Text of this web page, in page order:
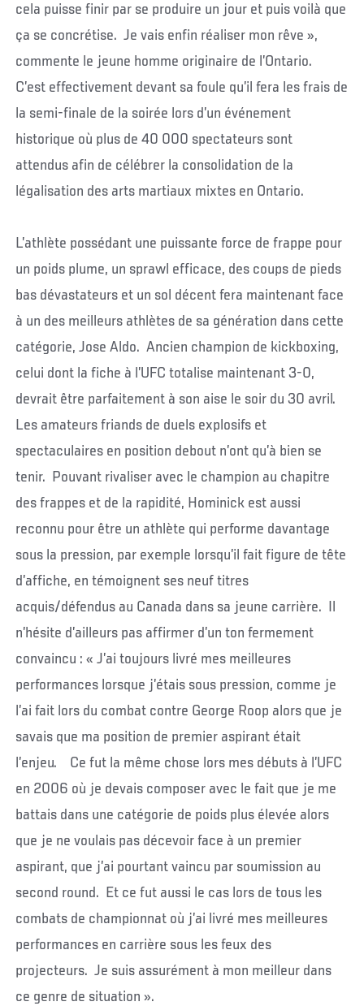
cela puisse finir par se produire un jour et puis voilà que
ça se concrétise. Je vais enfin réaliser mon rêve »,
commente le jeune homme originaire de l’Ontario.
C’est effectivement devant sa foule qu’il fera les frais de
la semi-finale de la soirée lors d’un événement
historique où plus de 40 000 spectateurs sont
attendus afin de célébrer la consolidation de la
légalisation des arts martiaux mixtes en Ontario.
L’athlète possédant une puissante force de frappe pour
un poids plume, un sprawl efficace, des coups de pieds
bas dévastateurs et un sol décent fera maintenant face
à un des meilleurs athlètes de sa génération dans cette
catégorie, Jose Aldo. Ancien champion de kickboxing,
celui dont la fiche à l’UFC totalise maintenant 3-0,
devrait être parfaitement à son aise le soir du 30 avril.
Les amateurs friands de duels explosifs et
spectaculaires en position debout n’ont qu’à bien se
tenir. Pouvant rivaliser avec le champion au chapitre
des frappes et de la rapidité, Hominick est aussi
reconnu pour être un athlète qui performe davantage
sous la pression, par exemple lorsqu’il fait figure de tête
d’affiche, en témoignent ses neuf titres
acquis/défendus au Canada dans sa jeune carrière. Il
n’hésite d’ailleurs pas affirmer d’un ton fermement
convaincu : « J’ai toujours livré mes meilleures
performances lorsque j’étais sous pression, comme je
l’ai fait lors du combat contre George Roop alors que je
savais que ma position de premier aspirant était
l’enjeu. Ce fut la même chose lors mes débuts à l’UFC
en 2006 où je devais composer avec le fait que je me
battais dans une catégorie de poids plus élevée alors
que je ne voulais pas décevoir face à un premier
aspirant, que j’ai pourtant vaincu par soumission au
second round. Et ce fut aussi le cas lors de tous les
combats de championnat où j’ai livré mes meilleures
performances en carrière sous les feux des
projecteurs. Je suis assurément à mon meilleur dans
ce genre de situation ».